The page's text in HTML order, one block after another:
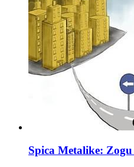
Spica Metalike: Zogu